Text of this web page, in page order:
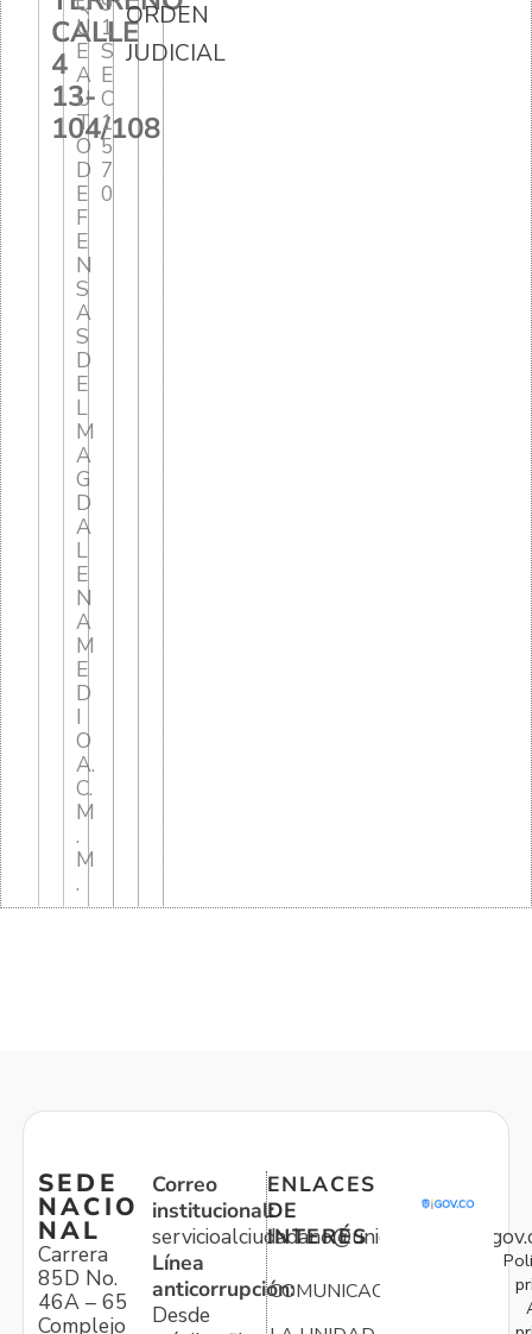
CALLE
4
13-
104/108
U
E
A
U
T
O
D
E
F
E
N
S
A
S
D
E
L
M
A
G
D
A
L
E
N
A
M
E
D
I
O
A.
C.
M
.
M
.
1
S
E
C
1
5
7
0
ORDEN
JUDICIAL
SEDE
NACIO
NAL
Carrera
85D No.
46A – 65
Complejo
Correo
institucional:
Línea
anticorrupción:
Desde
ENLACES
DE
INTERÉS
COMUNICACIONES